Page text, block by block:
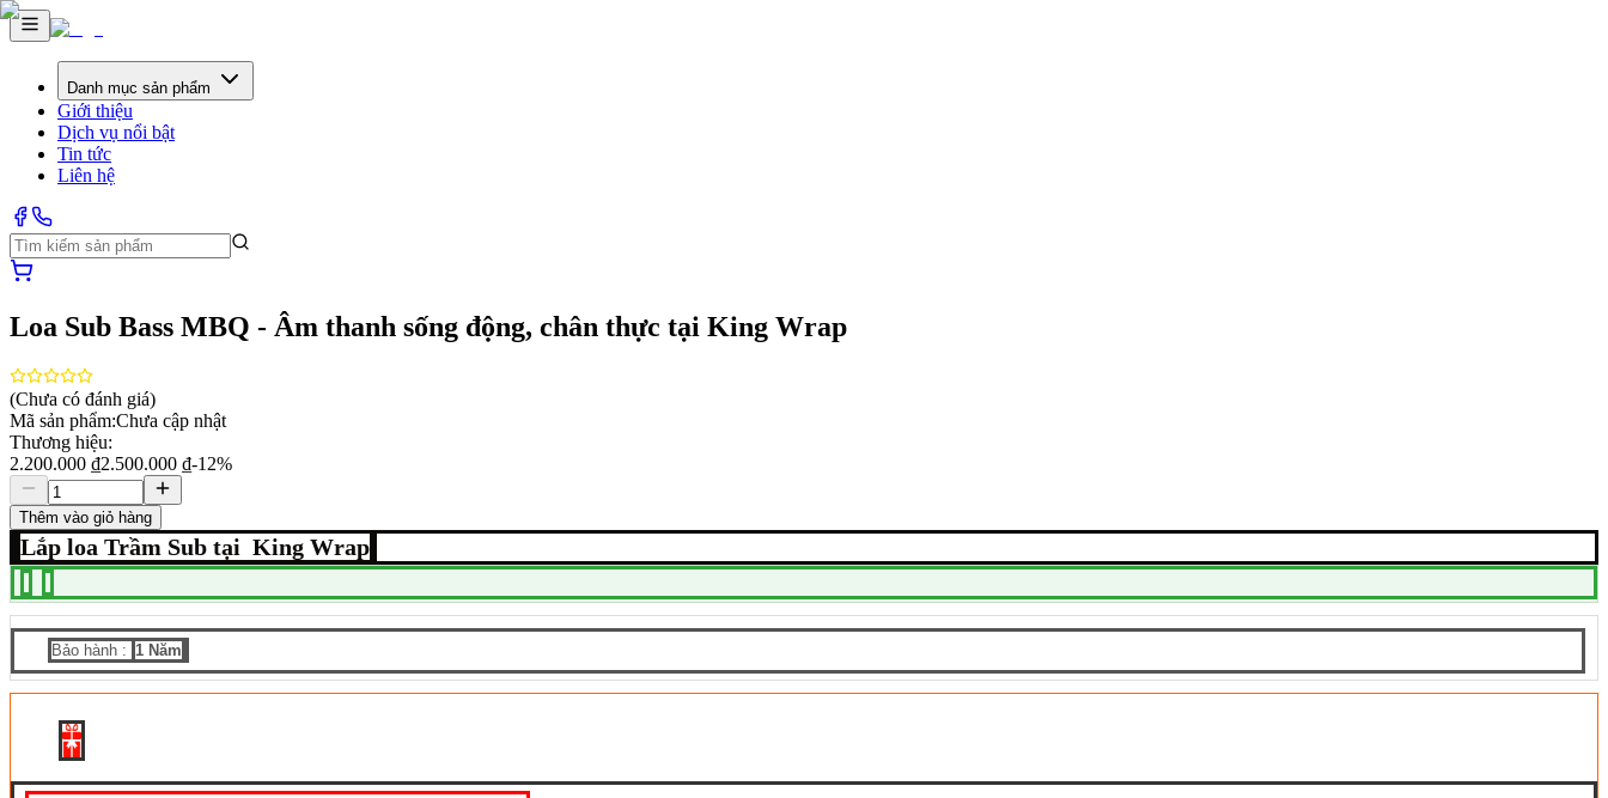
Danh mục sản phẩm
Giới thiệu
Dịch vụ nổi bật
Tin tức
Liên hệ
Loa Sub Bass MBQ - Âm thanh sống động, chân thực tại King Wrap
(Chưa có đánh giá)
Mã sản phẩm:Chưa cập nhật
Thương hiệu:
2.200.000 ₫2.500.000 ₫-12%
Thêm vào giỏ hàng
Lắp loa Trầm Sub tại King Wrap
Bảo hành : 1 Năm